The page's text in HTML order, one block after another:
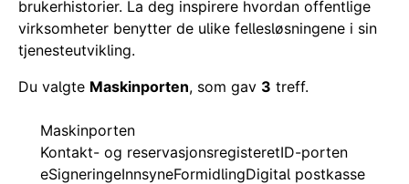
brukerhistorier. La deg inspirere hvordan offentlige
virksomheter benytter de ulike fellesløsningene i sin
tjenesteutvikling.
Du valgte Maskinporten, som gav 3 treff.
Maskinporten
Kontakt- og reservasjonsregisteretID-porten
eSigneringeInnsyneFormidlingDigital postkasse